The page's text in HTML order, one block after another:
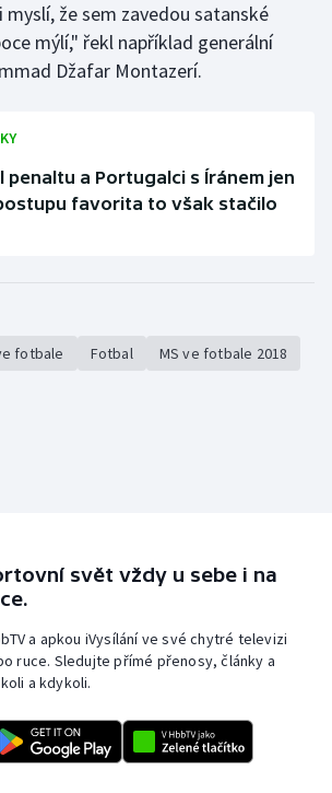
myslí, že sem zavedou satanské
mýlí," řekl například generální
Džafar Montazerí.
penaltu a Portugalci s Íránem jen
favorita to však stačilo
fotbale Fotbal MS ve fotbale 2018
svět vždy u sebe i na
a apkou iVysílání ve své chytré televizi
ruce. Sledujte přímé přenosy, články a
a kdykoli.